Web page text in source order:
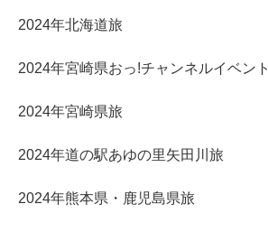
2024年北海道旅
2024年宮崎県おっ!チャンネルイベント
2024年宮崎県旅
2024年道の駅あゆの里矢田川旅
2024年熊本県・鹿児島県旅